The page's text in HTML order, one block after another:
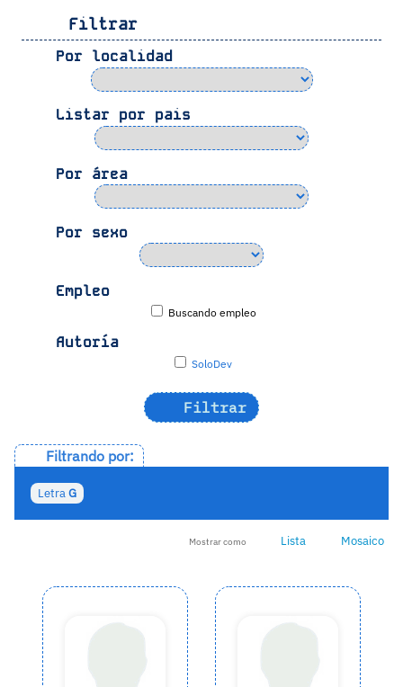
Filtrar
Por localidad
Listar por pais
Por área
Por sexo
Empleo
Buscando empleo
Autoría
SoloDev
Filtrar
Filtrando por:
LetraG
Mostrar como Lista Mosaico